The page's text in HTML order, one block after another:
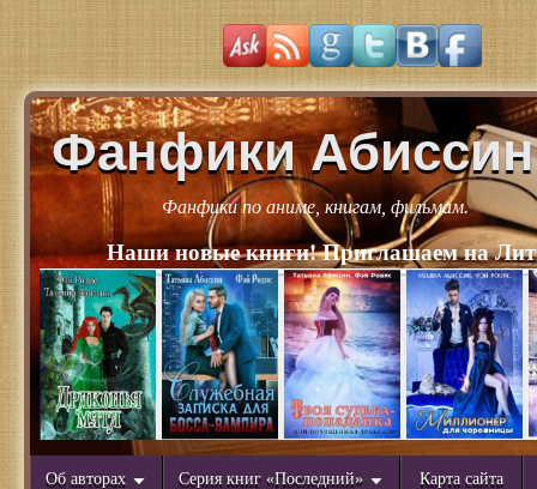
Фанфики Абиссин
Фанфики по аниме, книгам, фильмам.
Наши новые книги! Приглашаем на
Об авторах Серия книг «Последний» Карта сайта